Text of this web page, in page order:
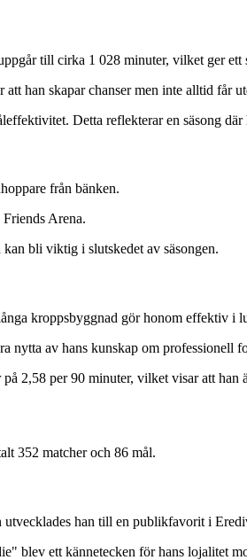
till cirka 1 028 minuter, vilket ger ett
han skapar chanser men inte alltid får
Detta reflekterar en säsong
från bänken.
Arena.
bli viktig i slutskedet av säsongen.
kroppsbyggnad gör honom effektiv i
nytta av hans kunskap om professionell
2,58 per 90 minuter, vilket visar att han
352 matcher och 86 mål.
utvecklades han till en publikfavorit i
blev ett kännetecken för hans lojalitet